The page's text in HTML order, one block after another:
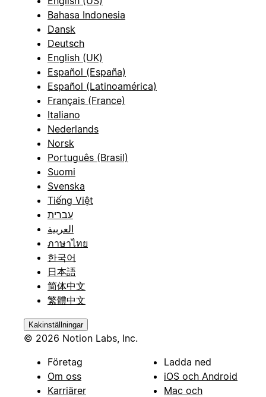
Bahasa Indonesia
Dansk
Deutsch
English (UK)
Español (España)
Español (Latinoamérica)
Français (France)
Italiano
Nederlands
Norsk
Português (Brasil)
Suomi
Svenska
Tiếng Việt
עברית
العربية
ภาษาไทย
한국어
日本語
简体中文
繁體中文
Kakinställningar
© 2026 Notion Labs, Inc.
Företag
Om oss
Karriärer
Ladda ned
iOS och Android
Mac och